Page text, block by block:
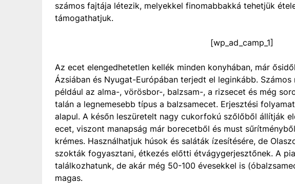
számos fajtája létezik, melyekkel finomabbakká tehetjük
támogathatjuk.
[wp_ad_camp_1]
Az ecet elengedhetetlen kellék minden konyhában, már
Ázsiában és Nyugat-Európában terjedt el leginkább.
például az alma-, vörösbor-, balzsam-, a rizsecet és még
talán a legnemesebb típus a balzsamecet. Erjesztési
alapul. A későn leszüretelt nagy cukorfokú szőlőből állítják
ecet, viszont manapság már borecetből és must
krémes. Használhatjuk húsok és saláták ízesítésére, de
szokták fogyasztani, étkezés előtti étvágygerjesztőnek. A
találkozhatunk, de akár még 50-100 évesekkel is
magas.